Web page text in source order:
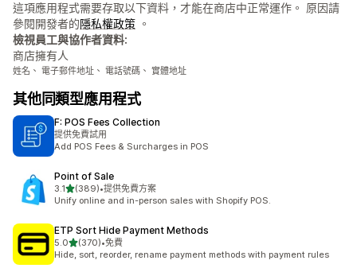
這項應用程式需要存取以下資料，才能在商店中正常運作。 原因請
參閱開發者的隱私權政策 。
檢視員工與協作者資料:
商店擁有人
姓名、 電子郵件地址、 電話號碼、 實體地址
其他同類型應用程式
F: POS Fees Collection
提供免費試用
Add POS Fees & Surcharges in POS
Point of Sale
3.1滿分 5 顆星
(389)
共有 389 則評價
•提供免費方案
Unify online and in-person sales with Shopify POS.
ETP Sort Hide Payment Methods
5.0滿分 5 顆星
(370)
共有 370 則評價
•免費
Hide, sort, reorder, rename payment methods with payment rules